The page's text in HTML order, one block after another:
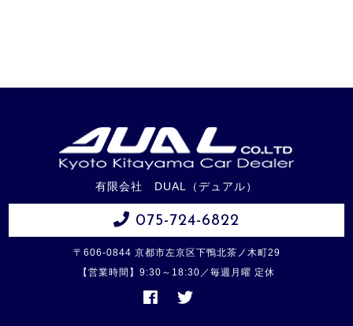
有限会社 DUAL（デュアル）
075-724-6822
〒606-0844 京都市左京区下鴨北茶ノ木町29
【営業時間】9:30～18:30／毎週月曜 定休